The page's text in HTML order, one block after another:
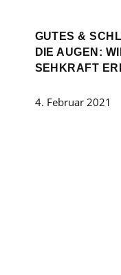
GUTES &
DIE AUGEN:
SEHKRAFT
4. Februar 2021